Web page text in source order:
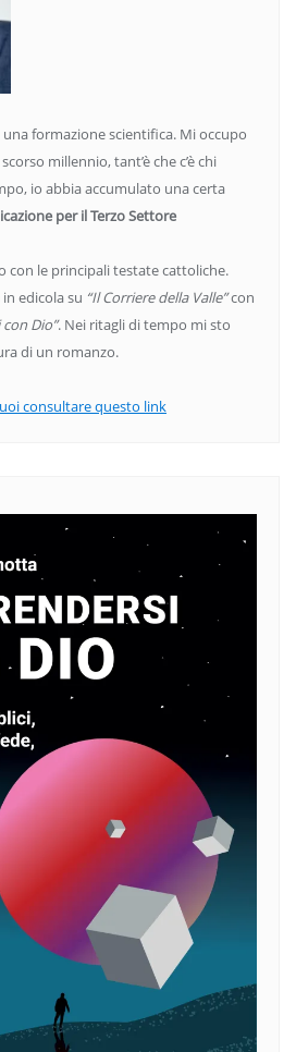
una formazione scientifica. Mi occupo
millennio, tant’è che c’è chi
io abbia accumulato una certa
per il Terzo Settore
con le principali testate cattoliche.
edicola su “Il Corriere della Valle”con
Dio”. Nei ritagli di tempo mi sto
di un romanzo.
consultare questo link